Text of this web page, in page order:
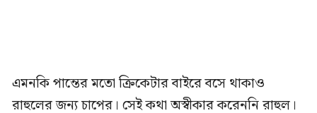
এমনকি পান্তের মতো ক্রিকেটার বাইরে বসে থাকাও
রাহুলের জন্য চাপের। সেই কথা অস্বীকার করেননি রাহুল।